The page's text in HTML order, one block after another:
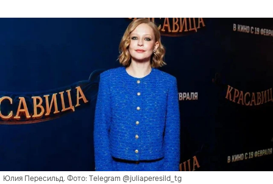
Юлия Пересильд. Фото: Telegram @juliaperesild_tg